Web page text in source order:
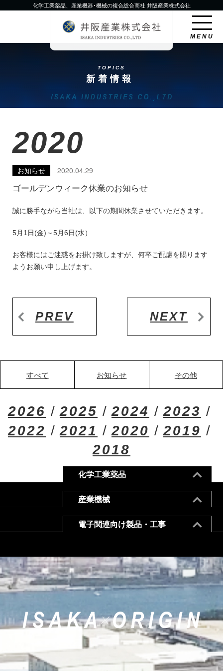
化学工業薬品、産業機器･機械の複合総合商社 井阪産業株式会社
MENU
TOPICS
新着情報
2020
お知らせ 2020.04.29
ゴールデンウィーク休業のお知らせ
誠に勝手ながら当社は、以下の期間休業させていただきます。
5月1日(金)～5月6日(水）
お客様にはご迷惑をお掛け致しますが、何卒ご配慮を賜ります
ようお願い申し上げます。
PREV NEXT
すべて お知らせ その他
2026 2025 2024
2023
2022
2021 2020
2019
2018
化学工業薬品
産業機械
電子関連向け製品・工事